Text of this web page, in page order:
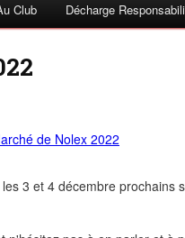
Club Décharge
3 et 4 décembre prochains